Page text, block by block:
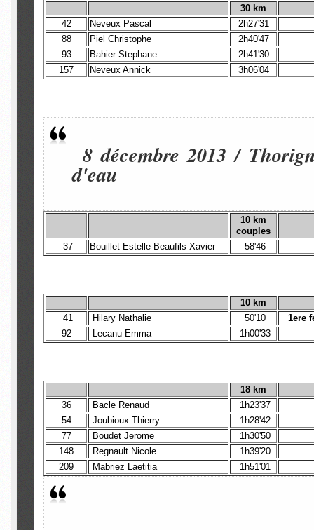
30 km
42
Neveux Pascal
2h27'31
88
Piel Christophe
2h40'47
93
Bahier Stephane
2h41'30
157
Neveux Annick 3h06'04
8 décembre 2013 /
d'eau
10 km
couples
37
Bouillet Estelle-Beaufils Xavier 58'46
10 km
41
Hilary Nathalie 50'10
1ere
92
Lecanu Emma 1h00'33
18 km
36
Bacle Renaud
1h23'37
54
Joubioux Thierry
1h28'42
77
Boudet Jerome
1h30'50
148
Regnault Nicole
1h39'20
209
Mabriez Laetitia 1h51'01